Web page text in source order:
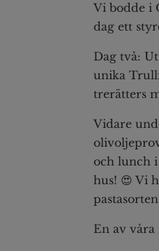
Vi bodde i
dag ett
Dag två:
unika
trerätters
Vidare
och lunch
hus! 😍 Vi
En av våra